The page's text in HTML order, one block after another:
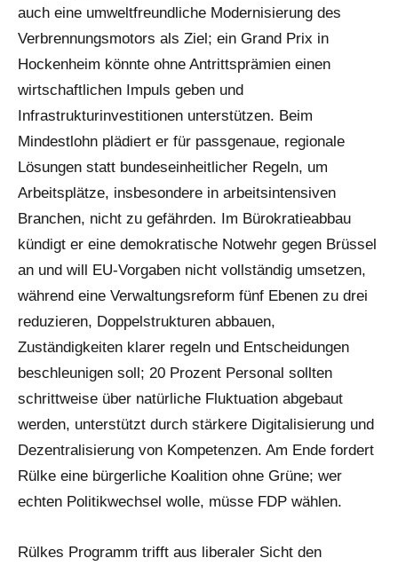
auch eine umweltfreundliche Modernisierung des
Verbrennungsmotors als Ziel; ein Grand Prix in
Hockenheim könnte ohne Antrittsprämien einen
wirtschaftlichen Impuls geben und
Infrastrukturinvestitionen unterstützen. Beim
Mindestlohn plädiert er für passgenaue, regionale
Lösungen statt bundeseinheitlicher Regeln, um
Arbeitsplätze, insbesondere in arbeitsintensiven
Branchen, nicht zu gefährden. Im Bürokratieabbau
kündigt er eine demokratische Notwehr gegen Brüssel
an und will EU-Vorgaben nicht vollständig umsetzen,
während eine Verwaltungsreform fünf Ebenen zu drei
reduzieren, Doppelstrukturen abbauen,
Zuständigkeiten klarer regeln und Entscheidungen
beschleunigen soll; 20 Prozent Personal sollten
schrittweise über natürliche Fluktuation abgebaut
werden, unterstützt durch stärkere Digitalisierung und
Dezentralisierung von Kompetenzen. Am Ende fordert
Rülke eine bürgerliche Koalition ohne Grüne; wer
echten Politikwechsel wolle, müsse FDP wählen.
Rülkes Programm trifft aus liberaler Sicht den